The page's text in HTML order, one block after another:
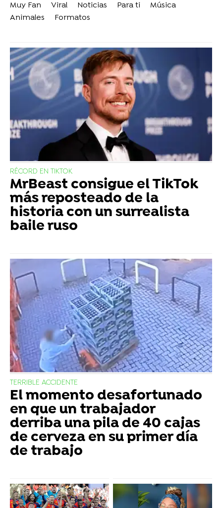
Muy Fan Viral Noticias Para ti
Música
Animales
Formatos
RÉCORD EN TIKTOK
MrBeast consigue el TikTok
más reposteado de la
historia con un surrealista
baile ruso
TERRIBLE ACCIDENTE
El momento desafortunado
en que un trabajador
derriba una pila de 40 cajas
de cerveza en su primer día
de trabajo